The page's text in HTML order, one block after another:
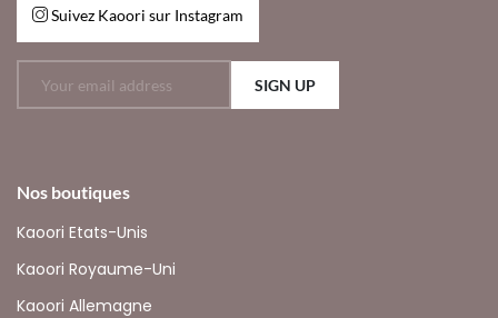
Suivez Kaoori sur Instagram
SIGN UP
Nos boutiques
Kaoori Etats-Unis
Kaoori Royaume-Uni
Kaoori Allemagne